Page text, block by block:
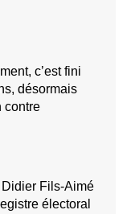
c’est fini
désormais
contre
Fils-Aimé
électoral